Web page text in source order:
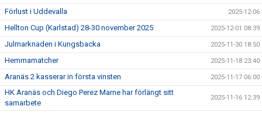
Förlust i Uddevalla 2025-12-06
Hellton Cup (Karlstad) 28-30 november 2025 2025-12-01 08:39
Julmarknaden i Kungsbacka 2025-11-30 18:50
Hemmamatcher 2025-11-18 23:40
Aranäs 2 kasserar in första vinsten 2025-11-17 06:00
HK Aranäs och Diego Perez Marne har förlängt sitt
samarbete
2025-11-16 12:39